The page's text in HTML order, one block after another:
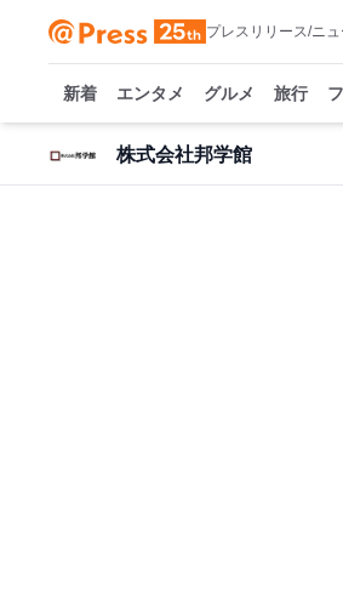
プレスリリース/ニ
新着 エンタメ グルメ 旅行
株式会社邦学館